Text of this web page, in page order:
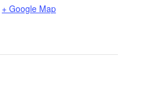
+ Google Map